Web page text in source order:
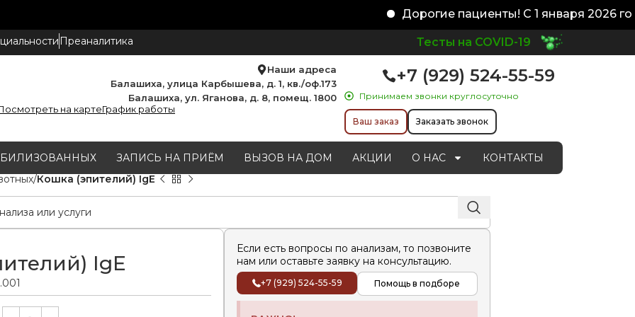
Дорогие пациенты! С 1 января 2026
Преаналитика Тесты на COVID-19
Наши адреса
Балашиха, улица Карбышева, д. 1, кв./оф.173
Балашиха, ул. Яганова, д. 8, помещ. 1800
на картеГрафик работы
+7 (929) 524-55-59
Принимаем звонки круглосуточно
Ваш заказ Заказать звонок
ЗАПИСЬ НА ПРИЁМ ВЫЗОВ НА ДОМ АКЦИИ О НАС
КОНТАКТЫ
Кошка (эпителий) IgE
IgE
Alternative:
Если есть вопросы по анализам, то позвоните
нам или оставьте заявку на консультацию.
+7 (929) 524-55-59 Помощь в подборе